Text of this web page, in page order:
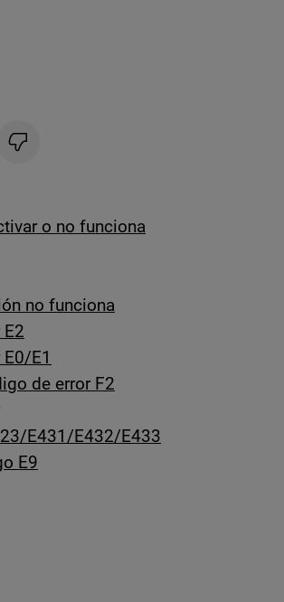
o no funciona
no funciona
E1
de error F2
E431/E432/E433
E9